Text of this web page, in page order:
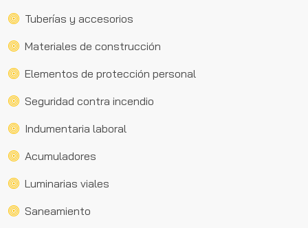
Tuberías y accesorios
Materiales de construcción
Elementos de protección personal
Seguridad contra incendio
Indumentaria laboral
Acumuladores
Luminarias viales
Saneamiento